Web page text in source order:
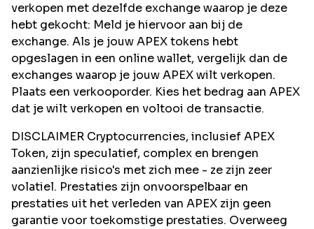
verkopen met dezelfde exchange waarop je deze
hebt gekocht: Meld je hiervoor aan bij de
exchange. Als je jouw APEX tokens hebt
opgeslagen in een online wallet, vergelijk dan de
exchanges waarop je jouw APEX wilt verkopen.
Plaats een verkooporder. Kies het bedrag aan APEX
dat je wilt verkopen en voltooi de transactie.
DISCLAIMER Cryptocurrencies, inclusief APEX
Token, zijn speculatief, complex en brengen
aanzienlijke risico's met zich mee - ze zijn zeer
volatiel. Prestaties zijn onvoorspelbaar en
prestaties uit het verleden van APEX zijn geen
garantie voor toekomstige prestaties. Overweeg